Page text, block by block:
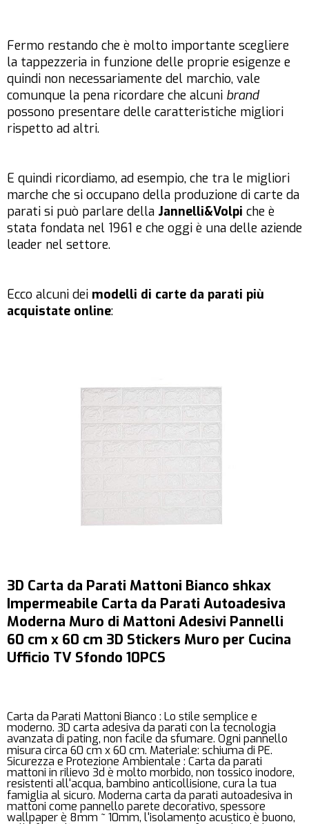
Fermo restando che è molto importante scegliere
la tappezzeria in funzione delle proprie esigenze e
quindi non necessariamente del marchio, vale
comunque la pena ricordare che alcuni brand
possono presentare delle caratteristiche migliori
rispetto ad altri.
E quindi ricordiamo, ad esempio, che tra le migliori
marche che si occupano della produzione di carte da
parati si può parlare della Jannelli&Volpi che è
stata fondata nel 1961 e che oggi è una delle aziende
leader nel settore.
Ecco alcuni dei modelli di carte da parati più
acquistate online:
3D Carta da Parati Mattoni Bianco shkax
Impermeabile Carta da Parati Autoadesiva
Moderna Muro di Mattoni Adesivi Pannelli
60 cm x 60 cm 3D Stickers Muro per Cucina
Ufficio TV Sfondo 10PCS
Carta da Parati Mattoni Bianco : Lo stile semplice e
moderno. 3D carta adesiva da parati con la tecnologia
avanzata di pating, non facile da sfumare. Ogni pannello
misura circa 60 cm x 60 cm. Materiale: schiuma di PE.
Sicurezza e Protezione Ambientale : Carta da parati
mattoni in rilievo 3d è molto morbido, non tossico inodore,
resistenti all'acqua, bambino anticollisione, cura la tua
famiglia al sicuro. Moderna carta da parati autoadesiva in
mattoni come pannello parete decorativo, spessore
wallpaper è 8mm ~ 10mm, l'isolamento acustico è buono,